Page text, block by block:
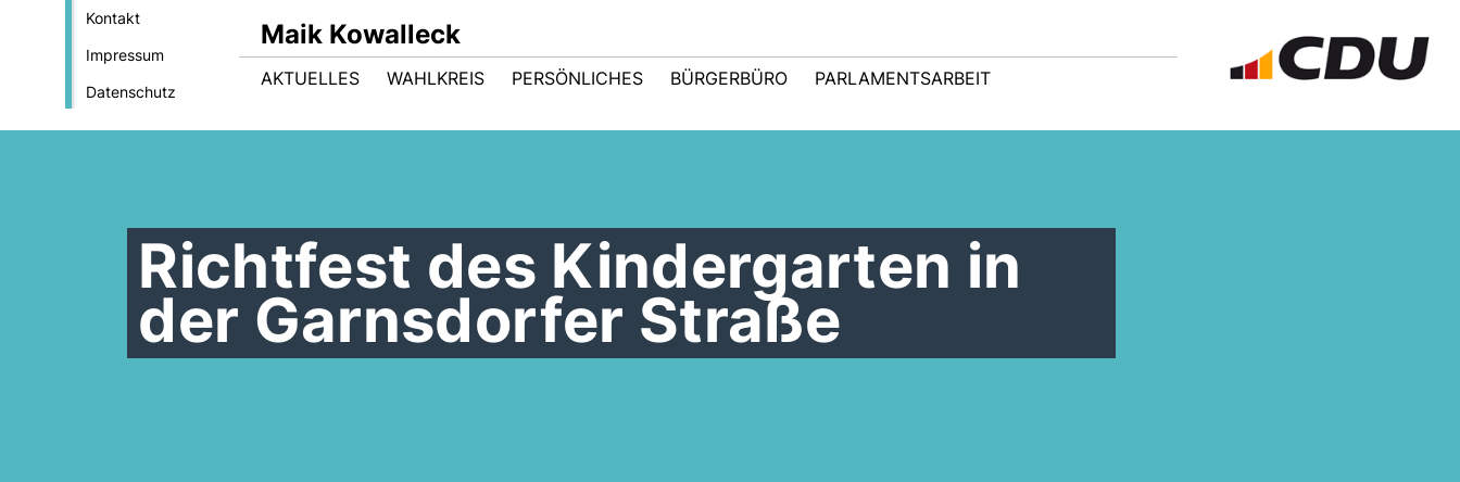
Kontakt
Impressum
Datenschutz
Maik Kowalleck
AKTUELLES WAHLKREIS PERSÖNLICHES BÜRGERBÜRO PARLAMENTSARBEIT
Richtfest des Kindergarten in
der Garnsdorfer Straße